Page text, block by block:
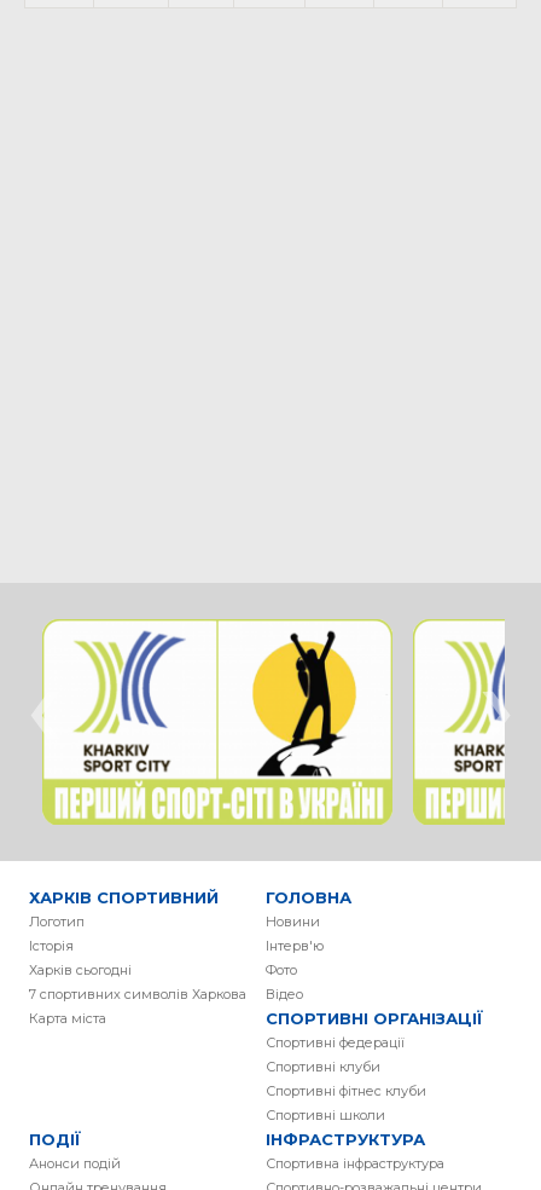
‹ ›
ХАРКІВ СПОРТИВНИЙ
Логотип
Історія
Харків сьогодні
7 спортивних символів Харкова
Карта міста
ГОЛОВНА
Новини
Інтерв'ю
Фото
Вiдео
СПОРТИВНІ ОРГАНІЗАЦІЇ
Спортивні федерації
Спортивні клуби
Спортивні фітнес клуби
Спортивні школи
ПОДІЇ
Анонси подій
ІНФРАСТРУКТУРА
Спортивна інфраструктура